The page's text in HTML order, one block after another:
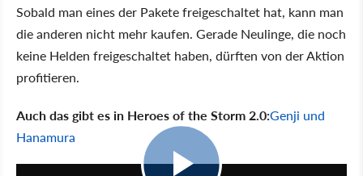
Sobald man eines der Pakete freigeschaltet hat, kann man
die anderen nicht mehr kaufen. Gerade Neulinge, die noch
keine Helden freigeschaltet haben, dürften von der Aktion
profitieren.
Auch das gibt es in Heroes of the Storm 2.0:Genji und
Hanamura